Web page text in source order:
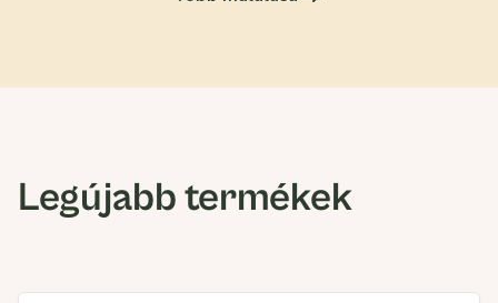
Legújabb termékek